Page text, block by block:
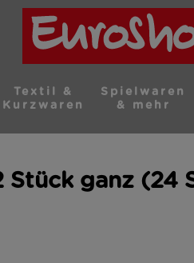
Textil &
Kurzwaren
Spielwaren
& mehr
Stück ganz (24